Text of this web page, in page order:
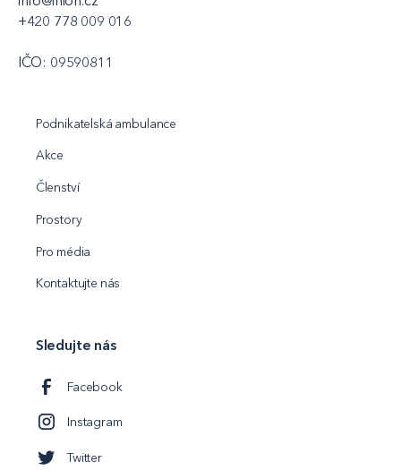
+420 778 009 016
IČO: 09590811
Podnikatelská ambulance
Akce
Členství
Prostory
Pro média
Kontaktujte nás
Sledujte nás
Facebook
Instagram
Twitter